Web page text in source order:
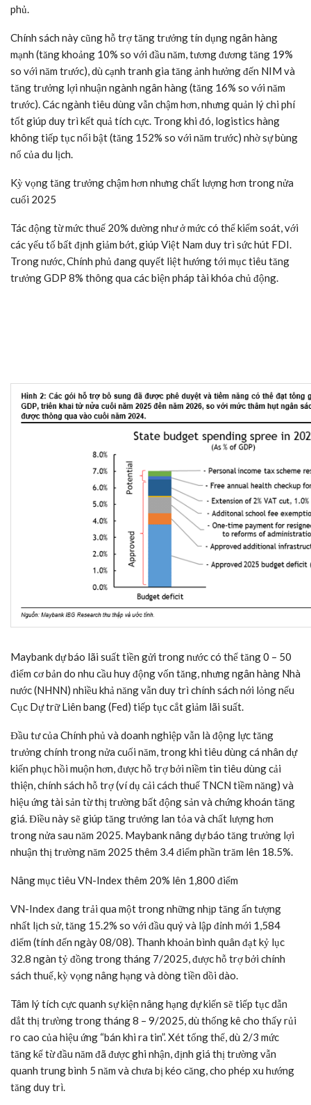
phủ.
Chính sách này cũng hỗ trợ tăng trưởng tín dụng ngân hàng
mạnh (tăng khoảng 10% so với đầu năm, tương đương tăng 19%
so với năm trước), dù cạnh tranh gia tăng ảnh hưởng đến NIM và
tăng trưởng lợi nhuận ngành ngân hàng (tăng 16% so với năm
trước). Các ngành tiêu dùng vẫn chậm hơn, nhưng quản lý chi phí
tốt giúp duy trì kết quả tích cực. Trong khi đó, logistics hàng
không tiếp tục nổi bật (tăng 152% so với năm trước) nhờ sự bùng
nổ của du lịch.
Kỳ vọng tăng trưởng chậm hơn nhưng chất lượng hơn trong nửa
cuối 2025
Tác động từ mức thuế 20% dường như ở mức có thể kiểm soát, với
các yếu tố bất định giảm bớt, giúp Việt Nam duy trì sức hút FDI.
Trong nước, Chính phủ đang quyết liệt hướng tới mục tiêu tăng
trưởng GDP 8% thông qua các biện pháp tài khóa chủ động.
Maybank dự báo lãi suất tiền gửi trong nước có thể tăng 0 – 50
điểm cơ bản do nhu cầu huy động vốn tăng, nhưng ngân hàng Nhà
nước (NHNN) nhiều khả năng vẫn duy trì chính sách nới lỏng nếu
Cục Dự trữ Liên bang (Fed) tiếp tục cắt giảm lãi suất.
Đầu tư của Chính phủ và doanh nghiệp vẫn là động lực tăng
trưởng chính trong nửa cuối năm, trong khi tiêu dùng cá nhân dự
kiến phục hồi muộn hơn, được hỗ trợ bởi niềm tin tiêu dùng cải
thiện, chính sách hỗ trợ (ví dụ cải cách thuế TNCN tiềm năng) và
hiệu ứng tài sản từ thị trường bất động sản và chứng khoán tăng
giá. Điều này sẽ giúp tăng trưởng lan tỏa và chất lượng hơn
trong nửa sau năm 2025. Maybank nâng dự báo tăng trưởng lợi
nhuận thị trường năm 2025 thêm 3.4 điểm phần trăm lên 18.5%.
Nâng mục tiêu VN-Index thêm 20% lên 1,800 điểm
VN-Index đang trải qua một trong những nhịp tăng ấn tượng
nhất lịch sử, tăng 15.2% so với đầu quý và lập đỉnh mới 1,584
điểm (tính đến ngày 08/08). Thanh khoản bình quân đạt kỷ lục
32.8 ngàn tỷ đồng trong tháng 7/2025, được hỗ trợ bởi chính
sách thuế, kỳ vọng nâng hạng và dòng tiền dồi dào.
Tâm lý tích cực quanh sự kiện nâng hạng dự kiến sẽ tiếp tục dẫn
dắt thị trường trong tháng 8 – 9/2025, dù thống kê cho thấy rủi
ro cao của hiệu ứng “bán khi ra tin”. Xét tổng thể, dù 2/3 mức
tăng kể từ đầu năm đã được ghi nhận, định giá thị trường vẫn
quanh trung bình 5 năm và chưa bị kéo căng, cho phép xu hướng
tăng duy trì.